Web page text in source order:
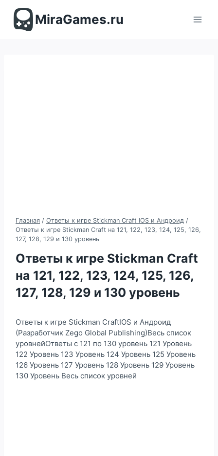
содержимомуMiraGames.ru
Главная / Ответы к игре Stickman Craft IOS и Андроид /
Ответы к игре Stickman Craft на 121, 122, 123, 124, 125, 126,
127, 128, 129 и 130 уровень
Ответы к игре Stickman Craft
на 121, 122, 123, 124, 125, 126,
127, 128, 129 и 130 уровень
Ответы к игре Stickman CraftIOS и Андроид
(Разработчик Zego Global Publishing)Весь список
уровнейОтветы с 121 по 130 уровень 121 Уровень
122 Уровень 123 Уровень 124 Уровень 125 Уровень
126 Уровень 127 Уровень 128 Уровень 129 Уровень
130 Уровень Весь список уровней